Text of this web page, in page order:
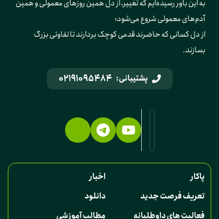
به این باور رسیده‌ایم که تغییر، از دل همین روزهای معمولی و همین
آدم‌های معمولی شروع می‌شود؛
از دل کسانی که حاضرند قدمی کوچک بردارند تا تفاوتی بزرگ
بسازند.
پشتیبانی: 02191095484
پاکار
اخبار
تعریف فرصت جدید
دانلود
فعالیت های داوطلبانه
مطالب آموزشی